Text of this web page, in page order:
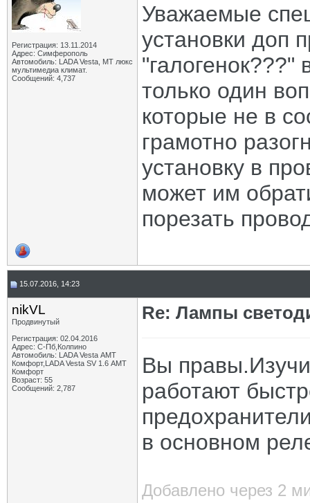
Регистрация: 13.11.2014
Адрес: Симферополь
Автомобиль: LADA Vesta, МТ люкс
мультимедиа климат.
Сообщений: 4,737
Уважаемые
установки доп
только один
которые не в
грамотно
установку в
может им
порезать
15.07.2016, 14:23
nikVL
Продвинутый
Регистрация: 02.04.2016
Адрес: С-Пб,Колпино
Автомобиль: LADA Vesta АМТ
Комфорт,LADA Vesta SV 1.6 АМТ
Комфорт
Возраст: 55
Сообщений: 2,787
Re: Лампы
Вы
работают
в основном
Добавлено через 2